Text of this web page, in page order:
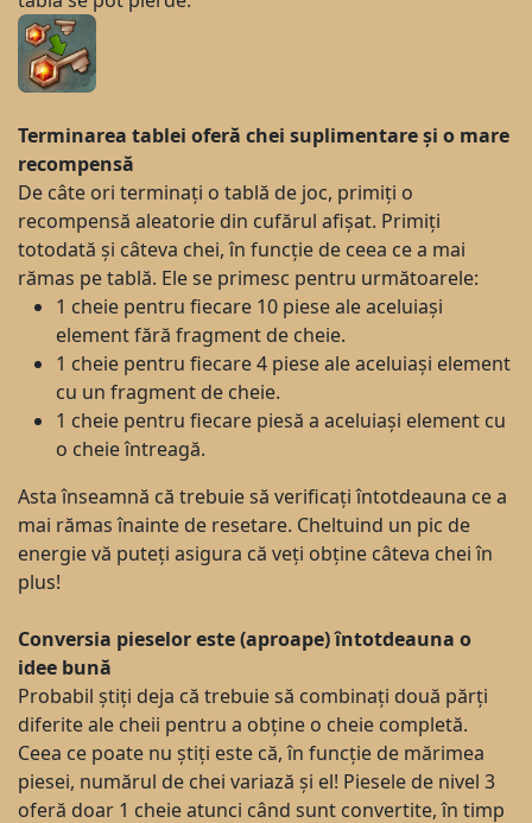
Terminarea tablei oferă chei suplimentare și o mare
recompensă
De câte ori terminați o tablă de joc, primiți o
recompensă aleatorie din cufărul afișat. Primiți
totodată și câteva chei, în funcție de ceea ce a mai
rămas pe tablă. Ele se primesc pentru următoarele:
1 cheie pentru fiecare 10 piese ale aceluiași
element fără fragment de cheie.
1 cheie pentru fiecare 4 piese ale aceluiași element
cu un fragment de cheie.
1 cheie pentru fiecare piesă a aceluiași element cu
o cheie întreagă.
Asta înseamnă că trebuie să verificați întotdeauna ce a
mai rămas înainte de resetare. Cheltuind un pic de
energie vă puteți asigura că veți obține câteva chei în
plus!
Conversia pieselor este (aproape) întotdeauna o
idee bună
Probabil știți deja că trebuie să combinați două părți
diferite ale cheii pentru a obține o cheie completă.
Ceea ce poate nu știți este că, în funcție de mărimea
piesei, numărul de chei variază și el! Piesele de nivel 3
oferă doar 1 cheie atunci când sunt convertite, în timp